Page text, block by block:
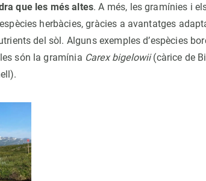
que les més altes. A més, les gramínies i
herbàcies, gràcies a avantatges
del sòl. Alguns exemples d’espècies
són la gramínia Carex bigelowii(càrice de